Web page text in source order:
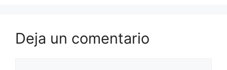
Deja un comentario